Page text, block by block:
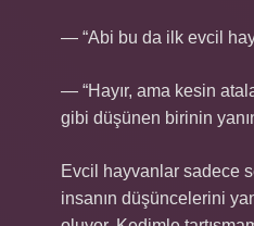
— “Abi bu da ilk evcil
— “Hayır, ama kesin
gibi düşünen birinin
Evcil hayvanlar sadece
insanın düşüncelerini